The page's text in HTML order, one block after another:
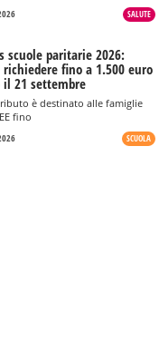
SALUTE
scuole paritarie 2026:
richiedere fino a 1.500 euro
21 settembre
è destinato alle famiglie
fino
SCUOLA